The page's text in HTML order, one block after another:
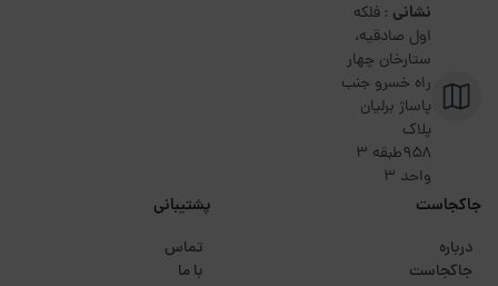
نشانی :فلکه
اول صادقیه،
ستارخان چهار
راه خسرو جنب
پاساژ برلیان
پلاک
۹۵۸طبقه 3
واحد 3
جاکجاست
درباره
جاکجاست
پشتیبانی
تماس
با ما